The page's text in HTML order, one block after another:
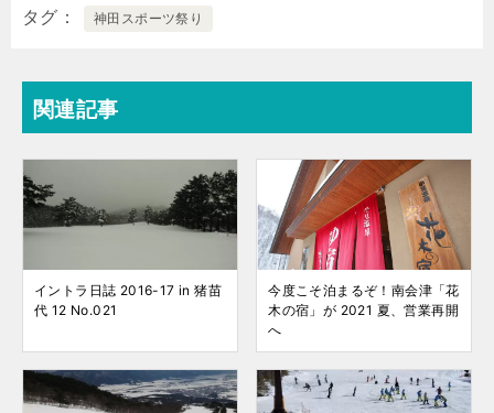
タグ 神田スポーツ祭り
関連記事
イントラ日誌 2016-17 in 猪苗
代 12 No.021
今度こそ泊まるぞ！南会津「花
木の宿」が 2021 夏、営業再開
へ